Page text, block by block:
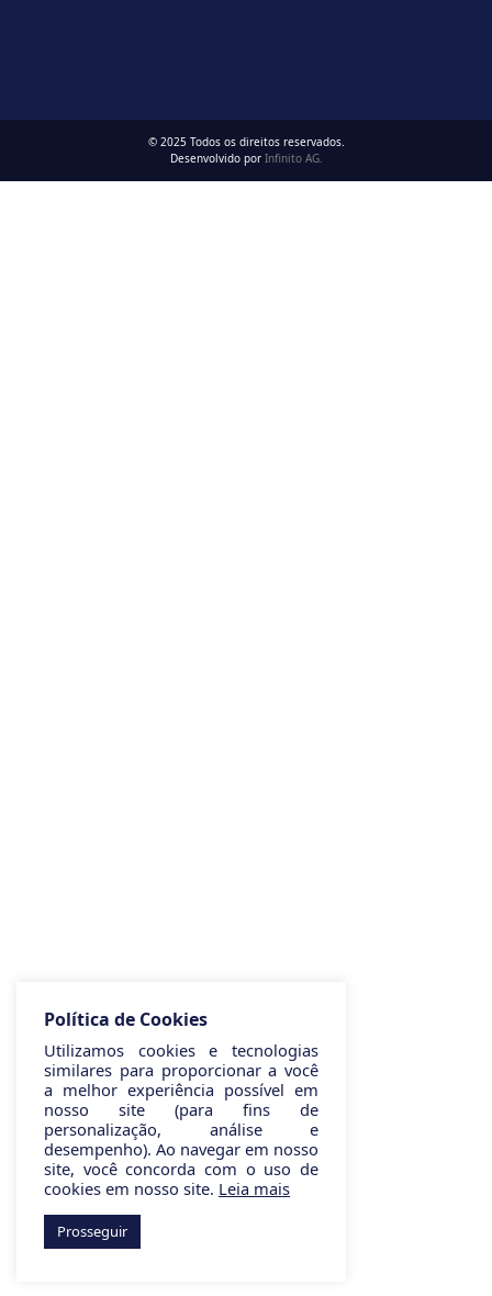
© 2025 Todos os direitos reservados.
Desenvolvido por Infinito AG.
Política de Cookies
Utilizamos cookies e tecnologias
similares para proporcionar a você
a melhor experiência possível em
nosso site (para fins de
personalização, análise e
desempenho). Ao navegar em nosso
site, você concorda com o uso de
cookies em nosso site. Leia mais
Prosseguir